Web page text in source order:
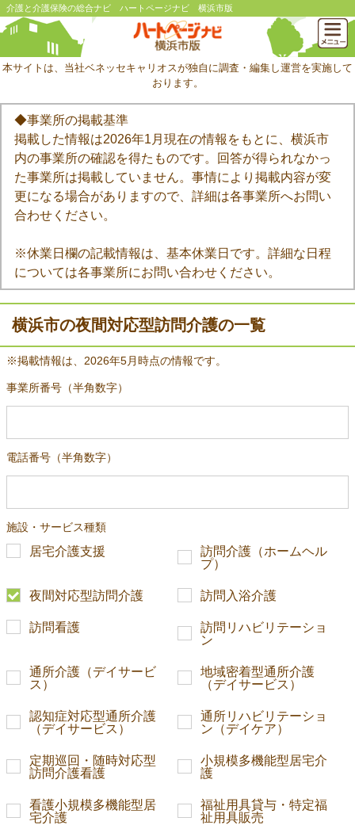
介護と介護保険の総合ナビ ハートページナビ 横浜市版
本サイトは、当社ベネッセキャリオスが独自に調査・編集し運営を実施して
おります。
◆事業所の掲載基準
掲載した情報は2026年1月現在の情報をもとに、横浜市
内の事業所の確認を得たものです。回答が得られなかっ
た事業所は掲載していません。事情により掲載内容が変
更になる場合がありますので、詳細は各事業所へお問い
合わせください。
※休業日欄の記載情報は、基本休業日です。詳細な日程
については各事業所にお問い合わせください。
横浜市の夜間対応型訪問介護の一覧
※掲載情報は、2026年5月時点の情報です。
事業所番号（半角数字）
電話番号（半角数字）
施設・サービス種類
居宅介護支援
訪問介護（ホームヘル
プ）
夜間対応型訪問介護 訪問入浴介護
訪問看護
訪問リハビリテーショ
ン
通所介護（デイサービ
ス）
地域密着型通所介護
（デイサービス）
認知症対応型通所介護
（デイサービス）
通所リハビリテーショ
ン（デイケア）
定期巡回・随時対応型
訪問介護看護
小規模多機能型居宅介
護
看護小規模多機能型居
宅介護
福祉用具貸与・特定福
祉用具販売